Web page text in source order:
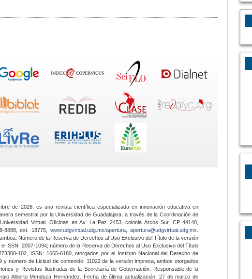
de 2026, es una revista científica especializada en innovación educativa en
semestral por la Universidad de Guadalajara, a través de la Coordinación de
Virtual. Oficinas en Av. La Paz 2453, colonia Arcos Sur, CP 44140,
8888, ext. 18775,www.udgvirtual.udg.mx/apertura apertura@udgvirtual.udg.mx
Número de la Reserva de Derechos al Uso Exclusivo del Título de la versión
ISSN: 2007-1094; número de la Reserva de Derechos al Uso Exclusivo del Título
102, ISSN: 1665-6180, otorgados por el Instituto Nacional del Derecho de
y número de Licitud de contenido: 11022 de la versión impresa, ambos otorgados
y Revistas Ilustradas de la Secretaría de Gobernación. Responsable de la
Alberto Mendoza Hernández. Fecha de última actualización: 27 de marzo de